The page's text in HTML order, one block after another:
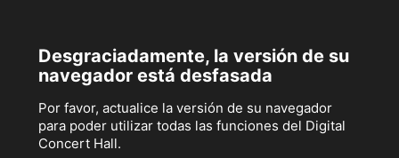
Desgraciadamente, la versión de su
navegador está desfasada
Por favor, actualice la versión de su navegador
para poder utilizar todas las funciones del Digital
Concert Hall.